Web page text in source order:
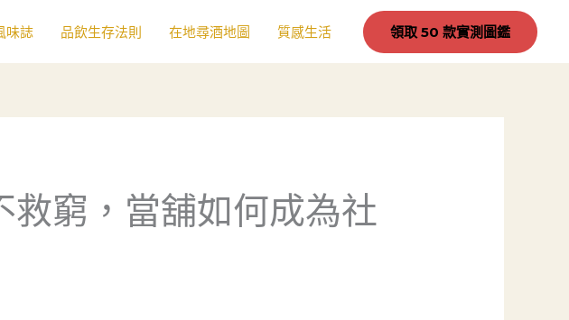
味誌 品飲生存法則 在地尋酒地圖 質感生活 領取 50 款實測圖鑑
窮，當舖如何成為社